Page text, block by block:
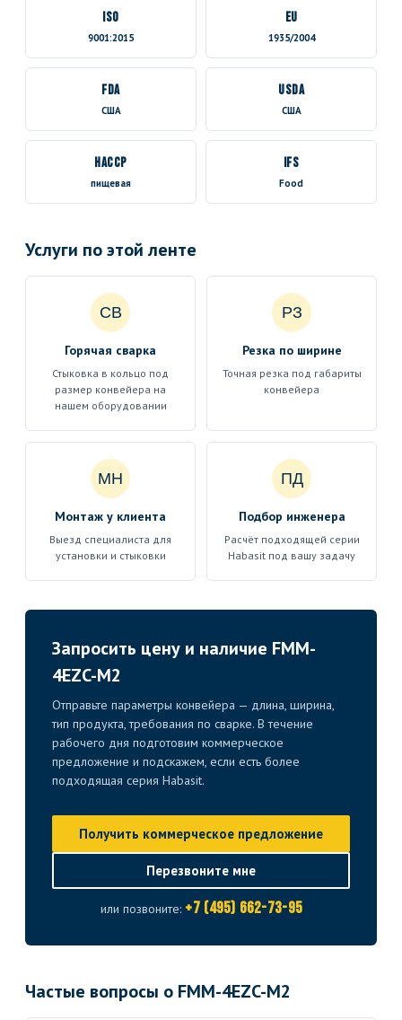
ISO
9001:2015
EU
1935/2004
FDA
США
USDA
США
HACCP
пищевая
IFS
Food
Услуги по этой ленте
СВ
Горячая сварка
Стыковка в кольцо под
размер конвейера на
нашем оборудовании
РЗ
Резка по ширине
Точная резка под габариты
конвейера
МН
Монтаж у клиента
Выезд специалиста для
установки и стыковки
ПД
Подбор инженера
Расчёт подходящей серии
Habasit под вашу задачу
Запросить цену и наличие FMM-
4EZC-M2
Отправьте параметры конвейера — длина, ширина,
тип продукта, требования по сварке. В течение
рабочего дня подготовим коммерческое
предложение и подскажем, если есть более
подходящая серия Habasit.
Получить коммерческое предложение
Перезвоните мне
или позвоните: +7 (495) 662-73-95
Частые вопросы о FMM-4EZC-M2